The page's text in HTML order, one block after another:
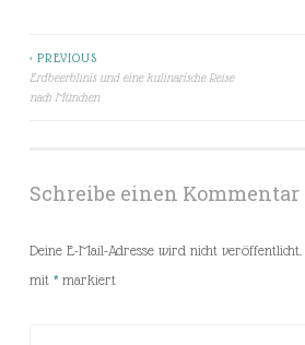
Beitragsnavigation
< PREVIOUS
Erdbeerblinis und eine kulinarische Reise
nach München
Schreibe einen Kommentar
Deine E-Mail-Adresse wird nicht veröffentlicht.
mit *markiert